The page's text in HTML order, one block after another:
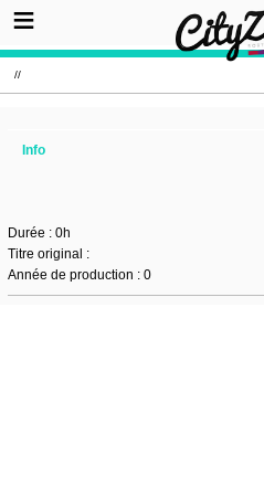
//
Info
Durée : 0h
Titre original :
Année de production : 0